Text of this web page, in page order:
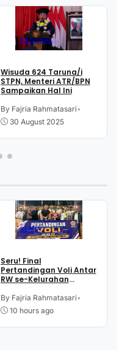
NASIONAL
Wisuda 624 Taruna/i
STPN, Menteri ATR/BPN
Sampaikan Hal Ini
By Fajria Rahmatasari•
30 August 2025
BERITA
Seru! Final
Pertandingan Voli Antar
RW se-Kelurahan
Sambut HUT RI
By Fajria Rahmatasari•
10 hours ago